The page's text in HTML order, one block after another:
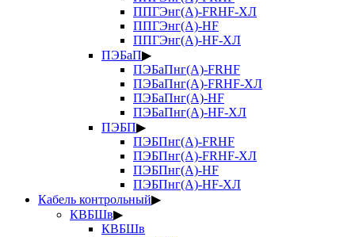
ППГЭнг(А)-FRHF-ХЛ
ППГЭнг(А)-HF
ППГЭнг(А)-HF-ХЛ
ПЭБаП▶
ПЭБаПнг(А)-FRHF
ПЭБаПнг(А)-FRHF-ХЛ
ПЭБаПнг(А)-HF
ПЭБаПнг(А)-HF-ХЛ
ПЭБП▶
ПЭБПнг(А)-FRHF
ПЭБПнг(А)-FRHF-ХЛ
ПЭБПнг(А)-HF
ПЭБПнг(А)-HF-ХЛ
Кабель контрольный▶
КВБШв▶
КВБШв